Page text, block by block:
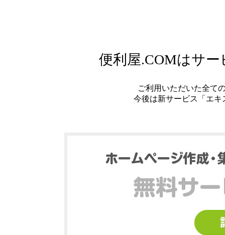
便利屋.COMはサ
ご利用いただいた全て
今後は新サービス「エ